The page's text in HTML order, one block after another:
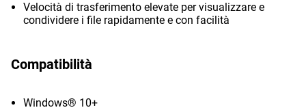
Velocità di trasferimento elevate per visualizzare e
condividere i file rapidamente e con facilità
Compatibilità
Windows® 10+